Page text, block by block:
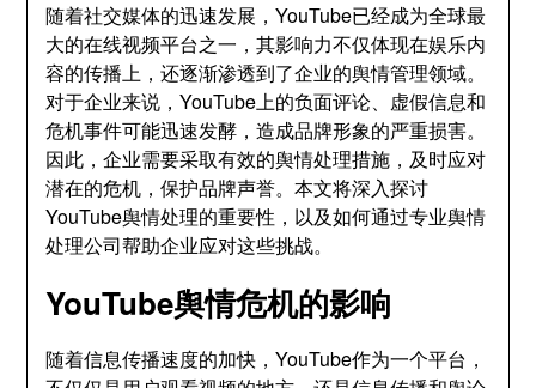
随着社交媒体的迅速发展，YouTube已经成为全球最
大的在线视频平台之一，其影响力不仅体现在娱乐内
容的传播上，还逐渐渗透到了企业的舆情管理领域。
对于企业来说，YouTube上的负面评论、虚假信息和
危机事件可能迅速发酵，造成品牌形象的严重损害。
因此，企业需要采取有效的舆情处理措施，及时应对
潜在的危机，保护品牌声誉。本文将深入探讨
YouTube舆情处理的重要性，以及如何通过专业舆情
处理公司帮助企业应对这些挑战。
YouTube舆情危机的影响
随着信息传播速度的加快，YouTube作为一个平台，